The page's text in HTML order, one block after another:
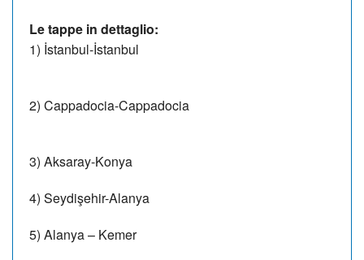
Le tappe in dettaglio:
1) İstanbul-İstanbul
2) Cappadocia-Cappadocia
3) Aksaray-Konya
4) Seydişehir-Alanya
5) Alanya – Kemer